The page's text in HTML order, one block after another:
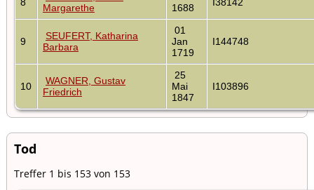
Margarethe
1688
9
SEUFERT, Katharina
Barbara
01
Jan
1719
I144748
10
WAGNER, Gustav
Friedrich
25
Mai
1847
I103896
Tod
Treffer 1 bis 153 von 153